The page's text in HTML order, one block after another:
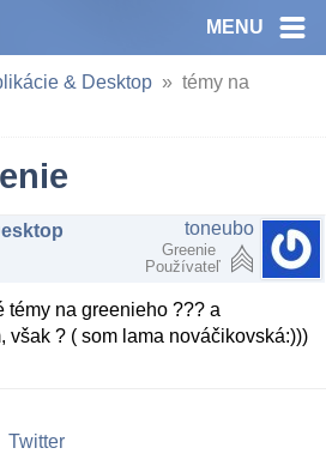
MENU
& Desktop
témy na
toneubo
Greenie
Používateľ
témy na greenieho ??? a
však ? ( som lama nováčikovská:)))
Twitter